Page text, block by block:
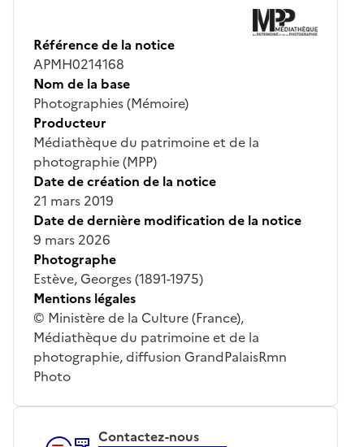
Référence de la notice
APMH0214168
Nom de la base
Photographies (Mémoire)
Producteur
Médiathèque du patrimoine et de la
photographie (MPP)
Date de création de la notice
21 mars 2019
Date de dernière modification de la notice
9 mars 2026
Photographe
Estève, Georges (1891-1975)
Mentions légales
© Ministère de la Culture (France),
Médiathèque du patrimoine et de la
photographie, diffusion GrandPalaisRmn
Photo
Contactez-nous